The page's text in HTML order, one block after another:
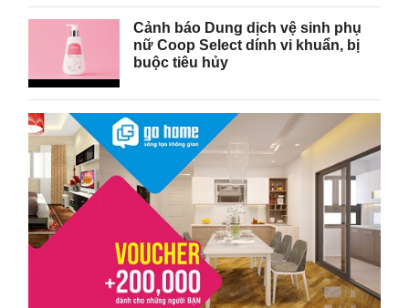
Cảnh báo Dung dịch vệ sinh phụ
nữ Coop Select dính vi khuẩn, bị
buộc tiêu hủy